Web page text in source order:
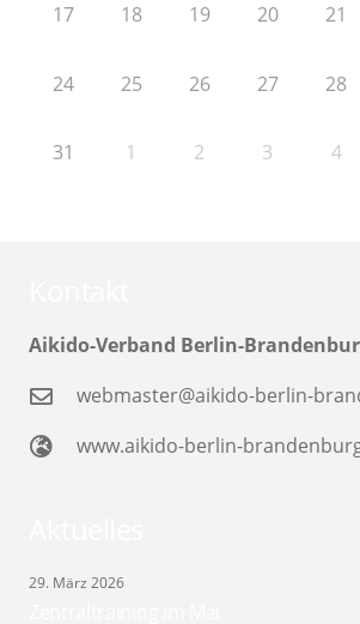
17 18 19 20 21
24 25 26 27 28
31 1 2 3 4
Aikido-Verband Berlin-
webmaster@aikido-berlin-
www.aikido-berlin-
29. März 2026